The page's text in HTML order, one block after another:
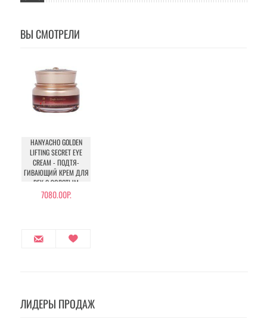
ВЫ СМОТРЕЛИ
HANYACHO GOLDEN
LIFTING SECRET EYE
CREAM - ПОДТЯ­
ГИВАЮЩИЙ КРЕМ ДЛЯ
ВЕК С ЗОЛОТЫМ
КОМПЛЕКСОМ
7080.00Р.
ЛИДЕРЫ ПРОДАЖ